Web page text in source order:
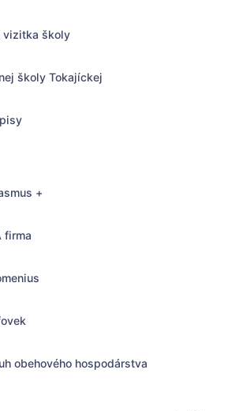
vizitka školy
školy Tokajíckej
+
firma
obehového hospodárstva